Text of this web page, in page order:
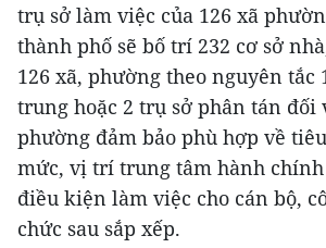
trụ sở làm việc của 126 xã
thành phố sẽ bố trí 232 cơ sở
126 xã, phường theo nguyên tắc
trung hoặc 2 trụ sở phân tán đối
phường đảm bảo phù hợp về
mức, vị trí trung tâm hành
điều kiện làm việc cho cán bộ,
chức sau sắp xếp.